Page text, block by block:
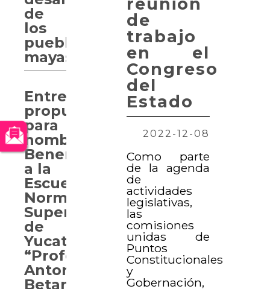
de
trabajo
en el
Congreso
del
Estado
2022-12-08
Como parte
de la agenda
de
actividades
legislativas,
las
comisiones
unidas de
Puntos
Constitucionales
y
Gobernación,
de
los
pueblos
mayas
Entregan
propuesta
para
nombrar
Benemérita
a la
Escuela
Normal
Superior
de
Yucatán
“Profesor
Antonio
Betancourt